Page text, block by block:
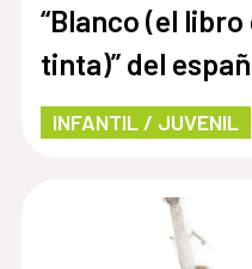
“Blanco (el
tinta)” del
INFANTIL / JUVENIL